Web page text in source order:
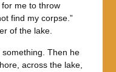
me to throw
find my corpse.”
of the lake.
Then he
across the lake,